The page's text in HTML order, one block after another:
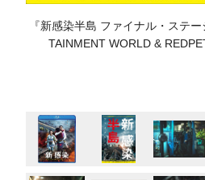
『新感染半島 ファイナル・ステ
TAINMENT WORLD &